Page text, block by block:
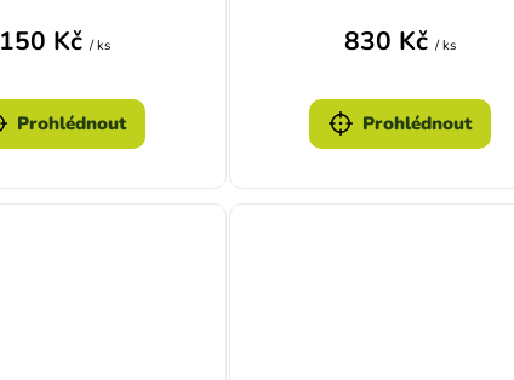
150 Kč/ ks
Prohlédnout
830 Kč / ks
Prohlédnout